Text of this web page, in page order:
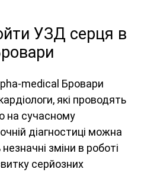
УЗД серця в
medical Бровари
які проводять
на сучасному
діагностиці можна
зміни в роботі
серйозних